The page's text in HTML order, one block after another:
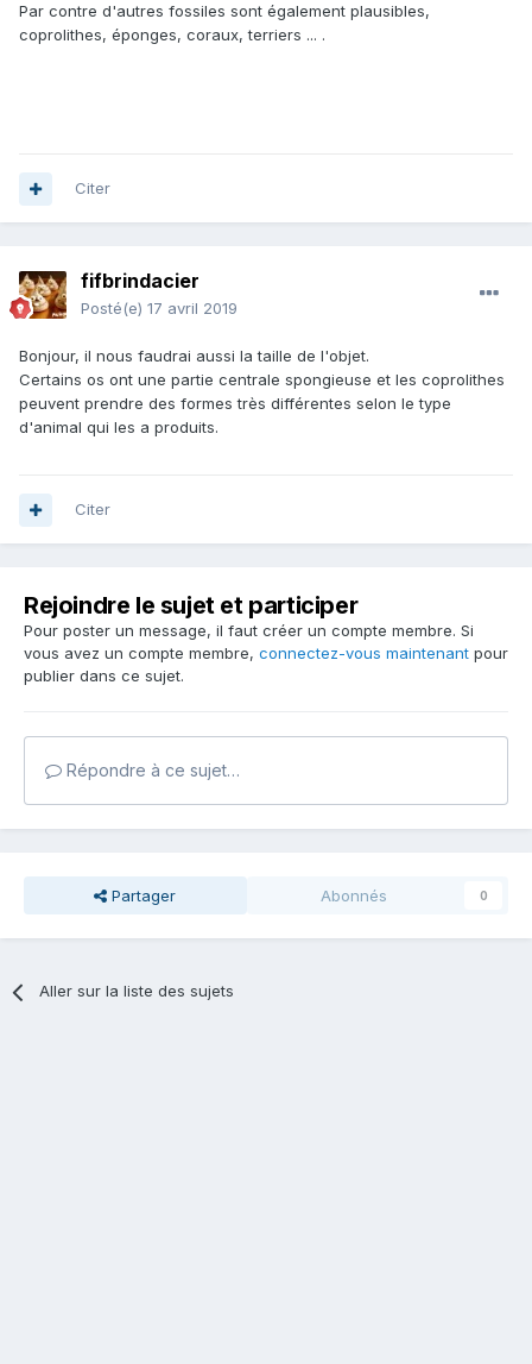
Par contre d'autres fossiles sont également plausibles,
coprolithes, éponges, coraux, terriers ... .
Citer
fifbrindacier
Posté(e) 17 avril 2019
Bonjour, il nous faudrai aussi la taille de l'objet.
Certains os ont une partie centrale spongieuse et les coprolithes
peuvent prendre des formes très différentes selon le type
d'animal qui les a produits.
Citer
Rejoindre le sujet et participer
Pour poster un message, il faut créer un compte membre. Si
vous avez un compte membre, connectez-vous maintenant pour
publier dans ce sujet.
Répondre à ce sujet…
Partager Abonnés 0
Aller sur la liste des sujets